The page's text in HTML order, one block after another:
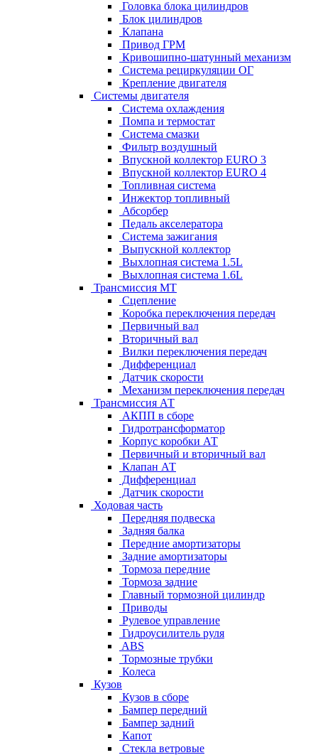
Головка блока цилиндров
Блок цилиндров
Клапана
Привод ГРМ
Кривошипно-шатунный механизм
Система рециркуляции ОГ
Крепление двигателя
Системы двигателя
Система охлаждения
Помпа и термостат
Система смазки
Фильтр воздушный
Впускной коллектор EURO 3
Впускной коллектор EURO 4
Топливная система
Инжектор топливный
Абсорбер
Педаль акселератора
Система зажигания
Выпускной коллектор
Выхлопная система 1.5L
Выхлопная система 1.6L
Трансмиссия МТ
Сцепление
Коробка переключения передач
Первичный вал
Вторичный вал
Вилки переключения передач
Дифференциал
Датчик скорости
Механизм переключения передач
Трансмиссия АТ
АКПП в сборе
Гидротрансформатор
Корпус коробки АТ
Первичный и вторичный вал
Клапан АТ
Дифференциал
Датчик скорости
Ходовая часть
Передняя подвеска
Задняя балка
Передние амортизаторы
Задние амортизаторы
Тормоза передние
Тормоза задние
Главный тормозной цилиндр
Приводы
Рулевое управление
Гидроусилитель руля
ABS
Тормозные трубки
Колеса
Кузов
Кузов в сборе
Бампер передний
Бампер задний
Капот
Стекла ветровые